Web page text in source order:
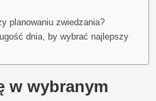
planowaniu zwiedzania?
dnia, by wybrać najlepszy
w wybranym